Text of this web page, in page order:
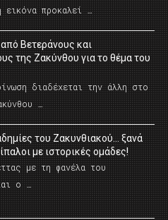
προκαλεί …
Βετεράνους και
της Ζακύνθου για το θέμα του
διαδέχεται την άλλη στο
…
του Ζακυνθιακού… ξανά
με ιστορικές ομάδες!
με τη φανέλα του
ο …